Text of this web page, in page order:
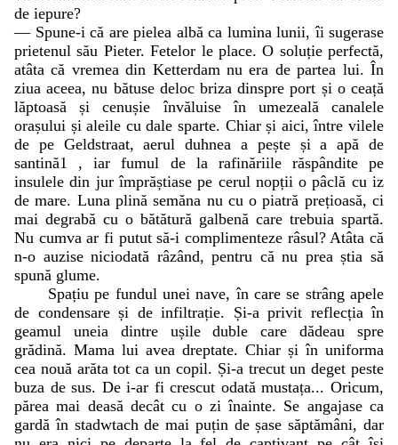
de iepure?
— Spune-i că are pielea albă ca lumina lunii, îi sugerase
prietenul său Pieter. Fetelor le place. O soluție perfectă,
atâta că vremea din Ketterdam nu era de partea lui. În
ziua aceea, nu bătuse deloc briza dinspre port și o ceață
lăptoasă și cenușie învăluise în umezeală canalele
orașului și aleile cu dale sparte. Chiar și aici, între vilele
de pe Geldstraat, aerul duhnea a pește și a apă de
santină1 , iar fumul de la rafinăriile răspândite pe
insulele din jur împrăștiase pe cerul nopții o pâclă cu iz
de mare. Luna plină semăna nu cu o piatră prețioasă, ci
mai degrabă cu o bătătură galbenă care trebuia spartă.
Nu cumva ar fi putut să-i complimenteze râsul? Atâta că
n-o auzise niciodată râzând, pentru că nu prea știa să
spună glume.
Spațiu pe fundul unei nave, în care se strâng apele
de condensare și de infiltrație. Și-a privit reflecția în
geamul uneia dintre ușile duble care dădeau spre
grădină. Mama lui avea dreptate. Chiar și în uniforma
cea nouă arăta tot ca un copil. Și-a trecut un deget peste
buza de sus. De i-ar fi crescut odată mustața... Oricum,
părea mai deasă decât cu o zi înainte. Se angajase ca
gardă în stadwtach de mai puțin de șase săptămâni, dar